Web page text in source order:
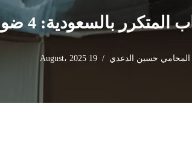
4 ضوابط وفق المادة 80
المحامي حسين الدعدي 19 August، 2025